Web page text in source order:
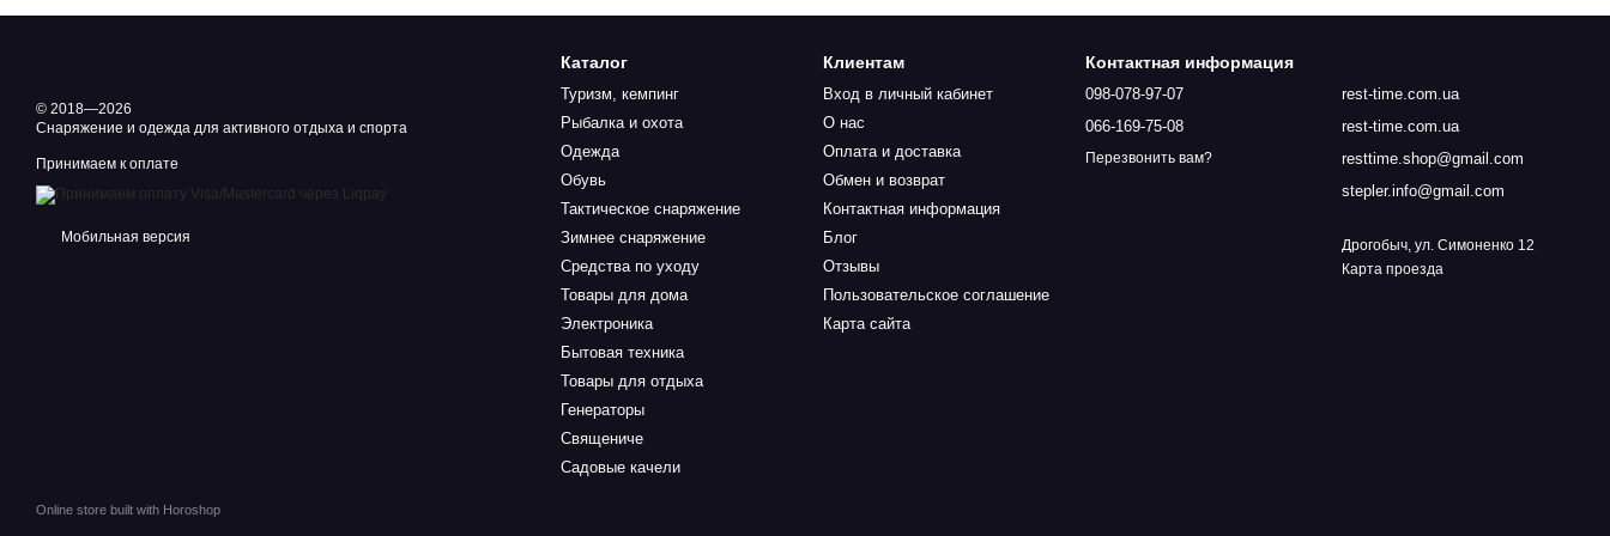
© 2018—2026
Снаряжение и одежда для активного отдыха и спорта
Принимаем к оплате
Мобильная версия
Online store built with Horoshop
Каталог
Туризм, кемпинг
Рыбалка и охота
Одежда
Обувь
Тактическое снаряжение
Зимнее снаряжение
Средства по уходу
Товары для дома
Электроника
Бытовая техника
Товары для отдыха
Генераторы
Священиче
Садовые качели
Клиентам
Вход в личный кабинет
О нас
Оплата и доставка
Обмен и возврат
Контактная информация
Блог
Отзывы
Пользовательское соглашение
Карта сайта
Контактная информация
098-078-97-07
066-169-75-08
Перезвонить вам?
rest-time.com.ua
rest-time.com.ua
resttime.shop@gmail.com
stepler.info@gmail.com
Дрогобыч, ул. Симоненко 12
Карта проезда